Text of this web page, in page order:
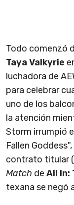
Todo comenzó
Taya Valkyrie
luchadora de
para celebrar
uno de los
la atención
Storm irrumpió
Fallen
contrato titular
Match de All In:
texana se negó